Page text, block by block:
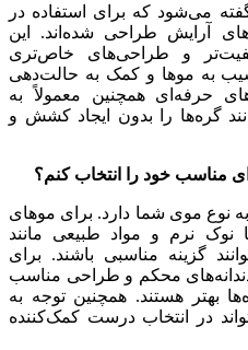
می‌شود که برای استفاده در
آرایش طراحی شده‌اند. این
و طراحی‌های خاص‌تری
به موها و کمک به حالت‌دهی
حرفه‌ای همچنین معمولاً به
گره‌ها را بدون ایجاد کشش و
نوع موی شما دارد. برای موهای
نوک نرم و مواد طبیعی مانند
گزینه مناسبی باشند. برای
محکم و طراحی مناسب
بهتر هستند. همچنین توجه به
در انتخاب درست کمک‌کننده